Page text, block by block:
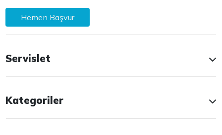
Hemen Başvur
Servislet
Kategoriler